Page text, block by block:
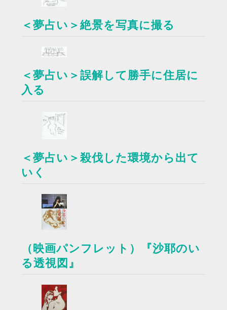
＜夢占い＞絶景を写真に撮る
＜夢占い＞誤解して勝手に住居に
入る
＜夢占い＞殺伐した環境から出て
いく
（映画パンフレット）『沙耶のい
る透視図』